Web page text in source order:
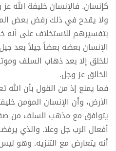
ﻛﺈﻧﺴﺎن. ﻓﺎﻹﻧﺴﺎن ﺧﻠﯿﻔﺔ ﷲ ﻋﺰ
وﻻ ﻳﻘﺪح ﻓﻲ ذﻟﻚ رﻓﺾ ﺑﻌﺾ
ﺑﺘﻔﺴﯿﺮھﻢ ﻟﻼﺳﺘﺨﻼف ﻋﻠﻰ أﻧﻪ
اﻹﻧﺴﺎن ﺑﻌﻀﻪ ﺑﻌﻀﺎً ﺟﯿﻼً ﺑﻌﺪ
ﻟﻠﺨﻠﻖ إﻻ ﺑﻌﺪ ذھﺎب اﻟﺴﻠﻒ
اﻟﺨﺎﻟﻖ ﻋﺰ وﺟﻞ.
ﻓﻤﺎ ﻳﻤﻨﻊ إذ ﻣﻦ اﻟﻘﻮل ﺑﺄن ﷲ
اﻷرض، وأن اﻹﻧﺴﺎن اﻟﻤﺆﻣﻦ
ﻳﺘﻮاﻓﻖ ﻣﻊ ﻣﺬھﺐ اﻟﺴﻠﻒ ﻣﻦ
أﻓﻌﺎل اﻟﺮب ﺟﻞ وﻋﻼ. واﻟﺬي
أﻧﻪ ﻳﺘﻌﺎرض ﻣﻊ اﻟﺘﻨﺰﻳﻪ. وھﻮ